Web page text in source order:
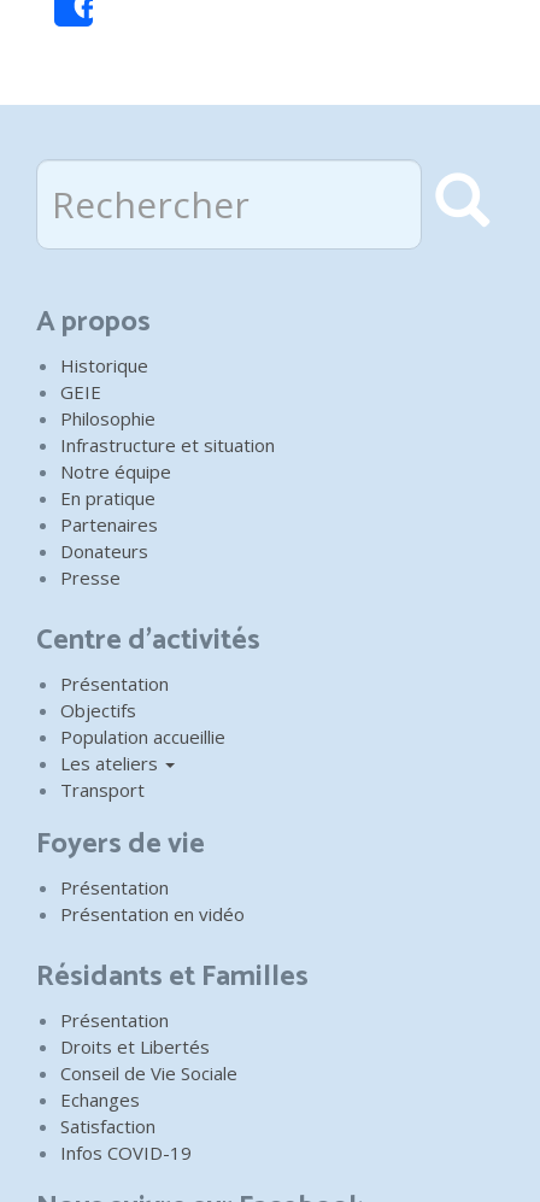
Rechercher
A propos
Historique
GEIE
Philosophie
Infrastructure et situation
Notre équipe
En pratique
Partenaires
Donateurs
Presse
Centre d'activités
Présentation
Objectifs
Population accueillie
Les ateliers
Transport
Foyers de vie
Présentation
Présentation en vidéo
Résidants et Familles
Présentation
Droits et Libertés
Conseil de Vie Sociale
Echanges
Satisfaction
Infos COVID-19